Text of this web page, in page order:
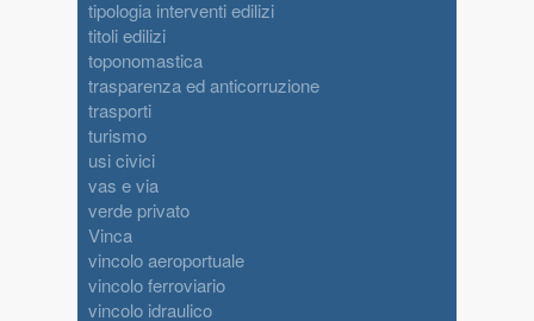
tipologia interventi edilizi
titoli edilizi
toponomastica
trasparenza ed anticorruzione
trasporti
turismo
usi civici
vas e via
verde privato
Vinca
vincolo aeroportuale
vincolo ferroviario
vincolo idraulico